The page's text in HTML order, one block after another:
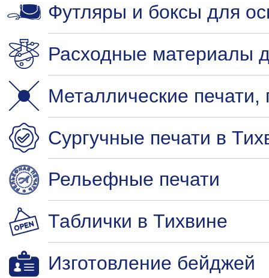
Футляры и боксы для
Расходные материалы
Металлические
Сургучные печати в
Рельефные печати
Таблички в Тихвине
Изготовление бейджей